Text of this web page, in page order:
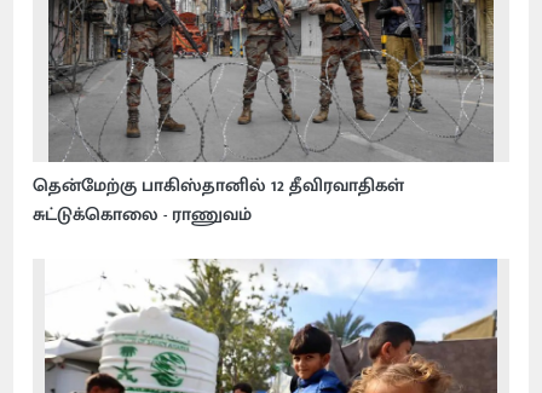
தென்மேற்கு பாகிஸ்தானில் 12 தீவிரவாதிகள்
சுட்டுக்கொலை - ராணுவம்